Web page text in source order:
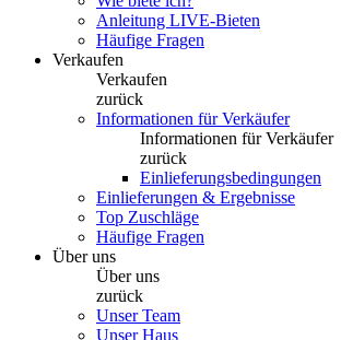
Anleitung LIVE-Bieten
Häufige Fragen
Verkaufen
Verkaufen
zurück
Informationen für Verkäufer
Informationen für Verkäufer
zurück
Einlieferungsbedingungen
Einlieferungen & Ergebnisse
Top Zuschläge
Häufige Fragen
Über uns
Über uns
zurück
Unser Team
Unser Haus